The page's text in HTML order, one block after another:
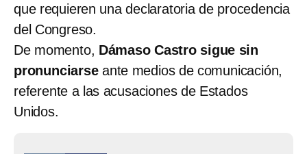
que requieren una declaratoria de procedencia
del Congreso.
De momento, Dámaso Castro sigue sin
pronunciarseante medios de comunicación,
referente a las acusaciones de Estados
Unidos.